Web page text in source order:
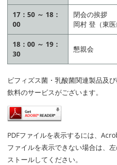
17：50 ～ 18：
00
閉会の挨拶
岡村 登（東医
18：00 ～ 19：
30
懇親会
ビフィズス菌・乳酸菌関連製品及
飲料のサービスがございます。
PDFファイルを表示するには、
ファイルを表示できない場合は、
ストールしてください。